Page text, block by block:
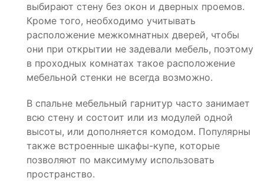
выбирают стену без окон и дверных проемов.
Кроме того, необходимо учитывать
расположение межкомнатных дверей, чтобы
они при открытии не задевали мебель, поэтому
в проходных комнатах такое расположение
мебельной стенки не всегда возможно.
В спальне мебельный гарнитур часто занимает
всю стену и состоит или из модулей одной
высоты, или дополняется комодом. Популярны
также встроенные шкафы-купе, которые
позволяют по максимуму использовать
пространство.